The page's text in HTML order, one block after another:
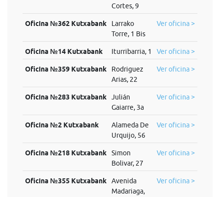
Cortes, 9
Oficina №362 Kutxabank
Larrako
Torre, 1 Bis
Ver oficina >
Oficina №14 Kutxabank Iturribarria, 1 Ver oficina >
Oficina №359 Kutxabank
Rodriguez
Arias, 22
Ver oficina >
Oficina №283 Kutxabank
Julián
Gaiarre, 3a
Ver oficina >
Oficina №2 Kutxabank
Alameda De
Urquijo, 56
Ver oficina >
Oficina №218 Kutxabank
Simon
Bolivar, 27
Ver oficina >
Oficina №355 Kutxabank
Avenida
Madariaga,
Ver oficina >